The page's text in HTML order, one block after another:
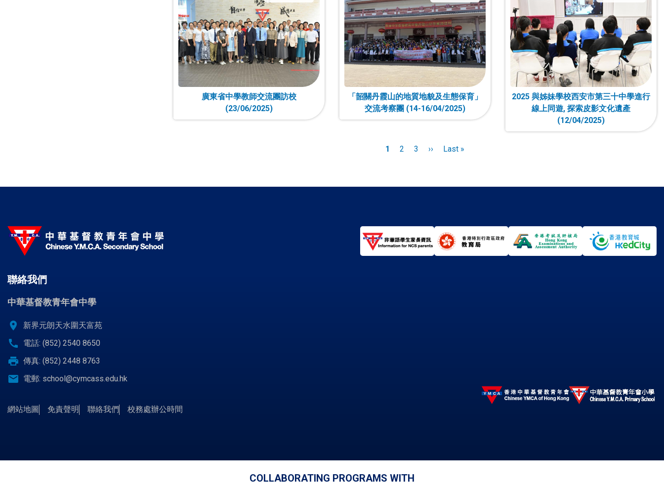
廣東省中學教師交流團訪校
(23/06/2025)
「韶關丹霞山的地質地貌及生態保育」
交流考察團 (14-16/04/2025)
2025 與姊妹學校西安市第三十中學進行
線上同遊, 探索皮影文化遺產
(12/04/2025)
目
1
頁
2
頁
3
下
››
Last
Last »
聯絡我們
中華基督教青年會中學
location_on 新界元朗天水圍天富苑
call 電話: (852) 2540 8650
print 傳真: (852) 2448 8763
email 電郵: school@cymcass.edu.hk
網站地圖 免責聲明 聯絡我們 校務處辦公時間
COLLABORATING PROGRAMS WITH